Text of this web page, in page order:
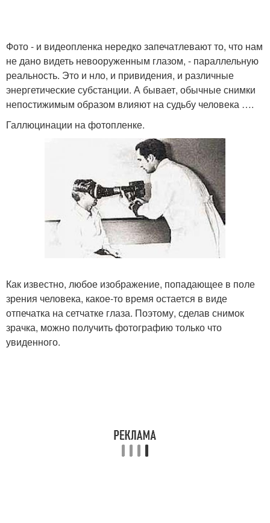
Фото - и видеопленка нередко запечатлевают то, что нам
не дано видеть невооруженным глазом, - параллельную
реальность. Это и нло, и привидения, и различные
энергетические субстанции. А бывает, обычные снимки
непостижимым образом влияют на судьбу человека ….
Галлюцинации на фотопленке.
Как известно, любое изображение, попадающее в поле
зрения человека, какое-то время остается в виде
отпечатка на сетчатке глаза. Поэтому, сделав снимок
зрачка, можно получить фотографию только что
увиденного.